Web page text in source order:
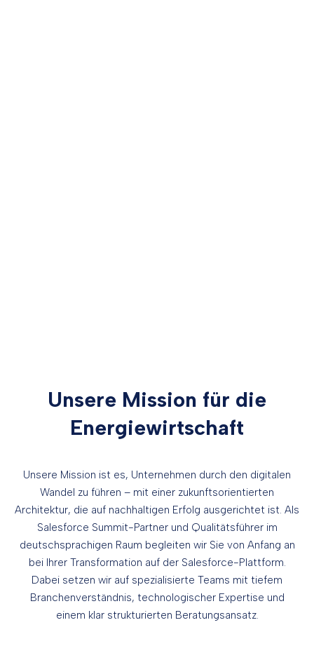
Unsere Mission für die
Energiewirtschaft
Unsere Mission ist es, Unternehmen durch den digitalen
Wandel zu führen – mit einer zukunftsorientierten
Architektur, die auf nachhaltigen Erfolg ausgerichtet ist. Als
Salesforce Summit-Partner und Qualitätsführer im
deutschsprachigen Raum begleiten wir Sie von Anfang an
bei Ihrer Transformation auf der Salesforce-Plattform.
Dabei setzen wir auf spezialisierte Teams mit tiefem
Branchenverständnis, technologischer Expertise und
einem klar strukturierten Beratungsansatz.